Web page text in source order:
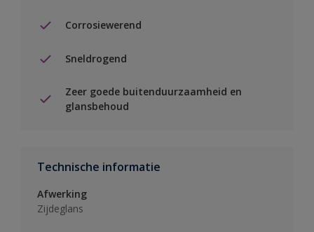
Corrosiewerend
Sneldrogend
Zeer goede buitenduurzaamheid en
glansbehoud
Technische informatie
Afwerking
Zijdeglans